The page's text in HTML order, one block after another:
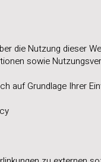
die Nutzung dieser
sowie
auf Grundlage Ihrer